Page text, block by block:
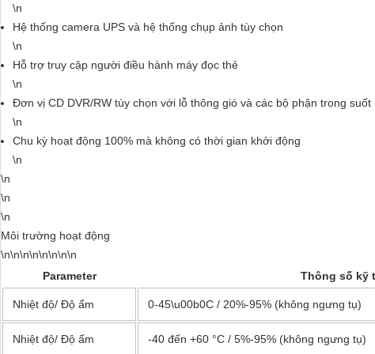
\n
Hệ thống camera UPS và hệ thống chụp ảnh tùy chọn
\n
Hỗ trợ truy cập người điều hành máy đọc thẻ
\n
Đơn vị CD DVR/RW tùy chọn với lỗ thông gió và các bộ phận trong suốt
\n
Chu kỳ hoạt động 100% mà không có thời gian khởi động
\n
\n
\n
\n
Môi trường hoạt động
\n\n\n\n\n\n\n\n
Parameter
Thông số kỹ
Nhiệt độ/ Độ ẩm 0-45\u00b0C / 20%-95% (không ngưng tụ)
Nhiệt độ/ Độ ẩm -40 đến +60 °C / 5%-95% (không ngưng tụ)